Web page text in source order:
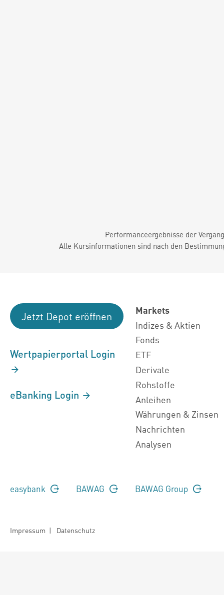
Performanceergebnisse der
Alle Kursinformationen sind nach den
Jetzt Depot eröffnen
Wertpapierportal Login
eBanking Login
Markets
Indizes & Aktien
Fonds
ETF
Derivate
Rohstoffe
Anleihen
Währungen & Zinsen
Nachrichten
Analysen
easybank BAWAG BAWAG Group
Impressum | Datenschutz